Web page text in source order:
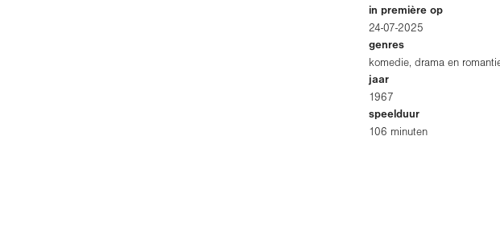
in première op
24-07-2025
genres
komedie, drama en
jaar
1967
speelduur
106 minuten